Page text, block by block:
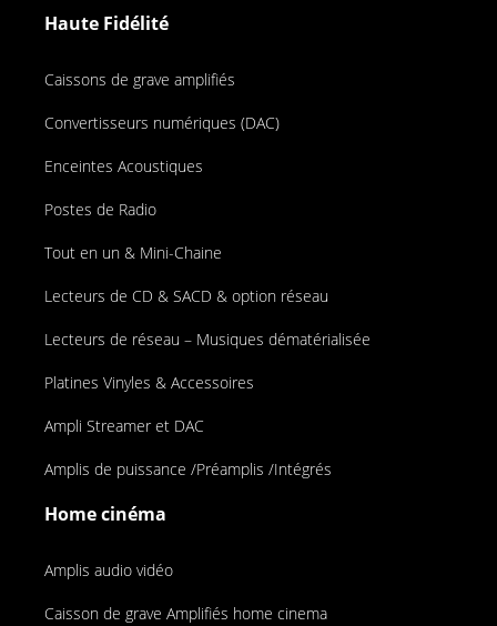
Haute Fidélité
Caissons de grave amplifiés
Convertisseurs numériques (DAC)
Enceintes Acoustiques
Postes de Radio
Tout en un & Mini-Chaine
Lecteurs de CD & SACD & option réseau
Lecteurs de réseau – Musiques dématérialisée
Platines Vinyles & Accessoires
Ampli Streamer et DAC
Amplis de puissance /Préamplis /Intégrés
Home cinéma
Amplis audio vidéo
Caisson de grave Amplifiés home cinema